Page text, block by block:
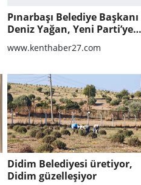
Pınarbaşı Belediye Başkanı
Deniz Yağan, Yeni Parti’ye
www.kenthaber27.com
Didim Belediyesi üretiyor,
Didim güzelleşiyor